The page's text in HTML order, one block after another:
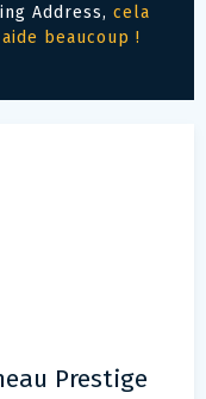
Prestige
Address, cela
beaucoup !